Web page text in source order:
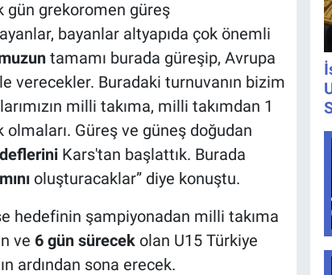
gün grekoromen güreş
bayanlar altyapıda çok önemli
tamamı burada güreşip, Avrupa
verecekler. Buradaki turnuvanın bizim
milli takıma, milli takımdan 1
Güreş ve güneş doğudan
Kars'tan başlattık. Burada
oluşturacaklar” diye konuştu.
hedefinin şampiyonadan milli takıma
ve 6 gün sürecekolan U15 Türkiye
ardından sona erecek.